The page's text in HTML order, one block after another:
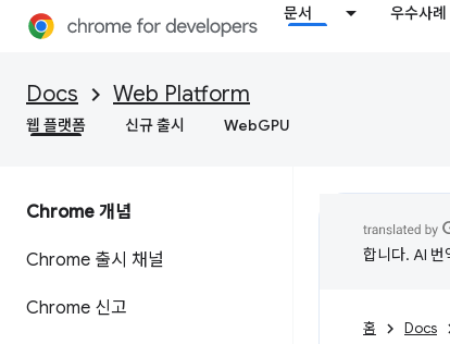
문서 우수사례
Docs Web Platform
웹 플랫폼 신규 출시 WebGPU
Chrome 개념
Chrome 출시 채널
Chrome 신고
합니다. AI 번
홈 Docs